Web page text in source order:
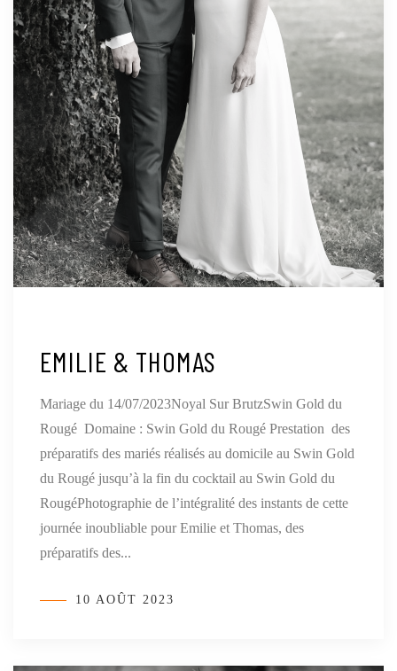
EMILIE & THOMAS
Mariage du 14/07/2023Noyal Sur BrutzSwin Gold du
Rougé Domaine : Swin Gold du Rougé Prestation des
préparatifs des mariés réalisés au domicile au Swin Gold
du Rougé jusqu’à la fin du cocktail au Swin Gold du
RougéPhotographie de l’intégralité des instants de cette
journée inoubliable pour Emilie et Thomas, des
préparatifs des...
10 AOÛT 2023